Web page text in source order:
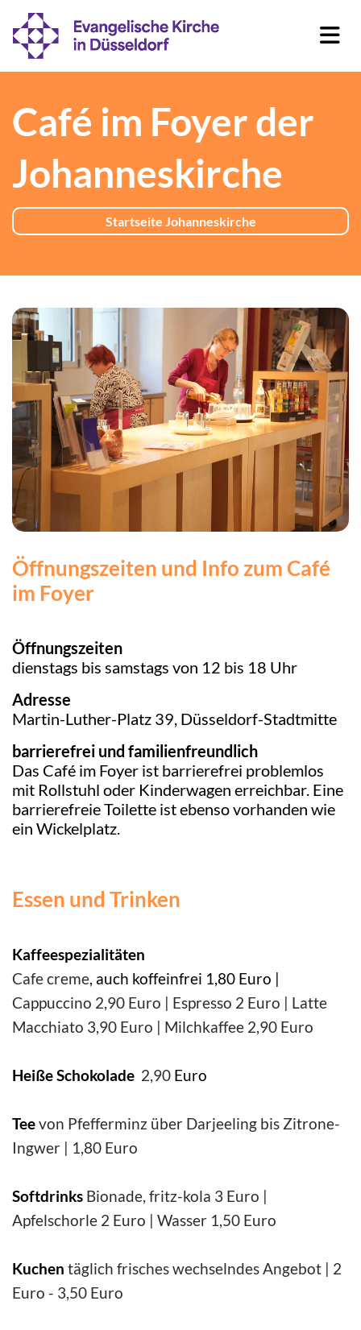
Café im Foyer der
Johanneskirche
Startseite Johanneskirche
Öffnungszeiten und Info zum Café
im Foyer
Öffnungszeiten
dienstags bis samstags von 12 bis 18 Uhr
Adresse
Martin-Luther-Platz 39, Düsseldorf-Stadtmitte
barrierefrei und familienfreundlich
Das Café im Foyer ist barrierefrei problemlos
mit Rollstuhl oder Kinderwagen erreichbar. Eine
barrierefreie Toilette ist ebenso vorhanden wie
ein Wickelplatz.
Essen und Trinken
Kaffeespezialitäten
Cafe creme, auch koffeinfrei 1,80 Euro |
Cappuccino 2,90 Euro | Espresso 2 Euro | Latte
Macchiato 3,90 Euro | Milchkaffee 2,90 Euro
Heiße Schokolade 2,90 Euro
Teevon Pfefferminz über Darjeeling bis Zitrone-
Ingwer | 1,80 Euro
Softdrinks Bionade, fritz-kola 3 Euro |
Apfelschorle 2 Euro | Wasser 1,50 Euro
Kuchen täglich frisches wechselndes Angebot | 2
Euro - 3,50 Euro